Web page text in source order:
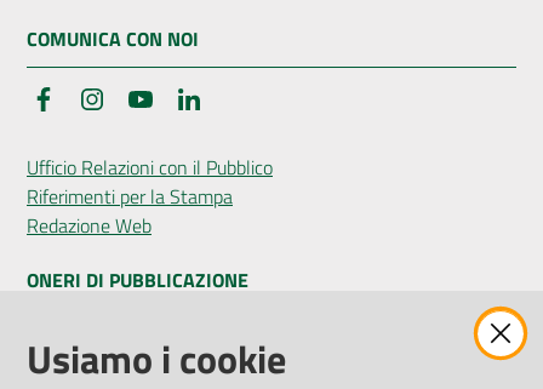
COMUNICA CON NOI
FacebookInstagramYouTube
Ufficio Relazioni con il Pubblico
Riferimenti per la Stampa
Redazione Web
ONERI DI PUBBLICAZIONE
Amministrazione Trasparente
Pubblicità legale
Usiamo i cookie